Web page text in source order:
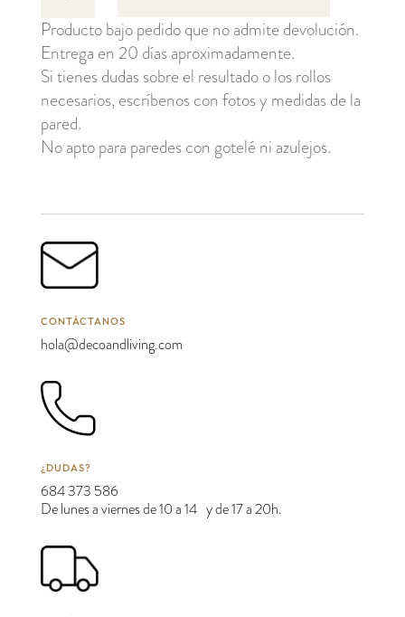
Producto bajo pedido que no admite devolución.
Entrega en 20 días aproximadamente.
Si tienes dudas sobre el resultado o los rollos
necesarios, escríbenos con fotos y medidas de la
pared.
No apto para paredes con gotelé ni azulejos.
CONTÁCTANOS
hola@decoandliving.com
¿DUDAS?
684 373 586
De lunes a viernes de 10 a 14 y de 17 a 20h.